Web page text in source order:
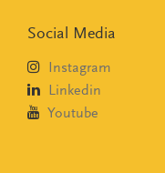
Social Media
Instagram
Linkedin
Youtube